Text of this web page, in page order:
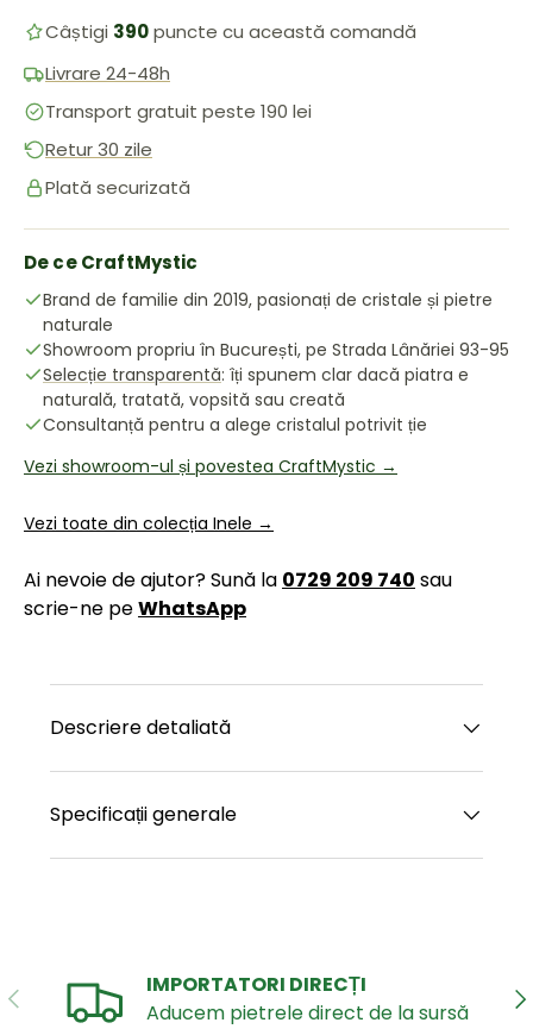
Câștigi 390puncte cu această comandă
Livrare 24-48h
Transport gratuit peste 190 lei
Retur 30 zile
Plată securizată
De ce CraftMystic
Brand de familie din 2019, pasionați de cristale și pietre
naturale
Showroom propriu în București, pe Strada Lânăriei 93-95
Selecție transparentă: îți spunem clar dacă piatra e
naturală, tratată, vopsită sau creată
Consultanță pentru a alege cristalul potrivit ție
Vezi showroom-ul și povestea CraftMystic →
Vezi toate din colecția Inele →
Ai nevoie de ajutor? Sună la 0729 209 740 sau
scrie-ne peWhatsApp
Descriere detaliată
Specificații generale
ANTERIOR
IMPORTATORI DIRECȚI
Aducem pietrele direct de la sursă